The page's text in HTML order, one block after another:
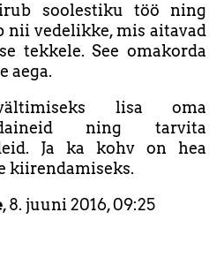
soolestiku töö ning
nii vedelikke, mis aitavad
tekkele. See omakorda
aega.
lisa oma
ning tarvita
Ja ka kohv on hea
kiirendamiseks.
, 8. juuni 2016, 09:25